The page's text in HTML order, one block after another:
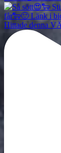
Hittade denna